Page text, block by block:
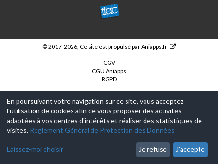
CENTRE
PARIS
ET
© 2017-2026, Ce site est propulsé parAniapps.fr
CGV
CGU Aniapps
RGPD
En poursuivant votre navigation sur ce site, vous acceptez
l'utilisation de cookies afin de vous proposer des activités
adaptées à vos centres d'intérêts et réaliser des statistiques de
visites. Règlement Général de Protection des Données
Laissez-moi choisir Je refuse J'accepte